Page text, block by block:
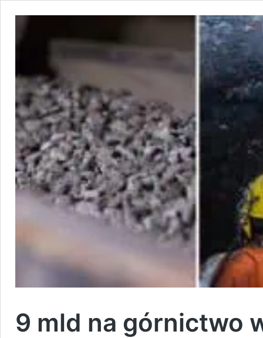
9 mld na górnictwo